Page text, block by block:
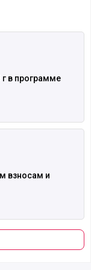
в программе
взносам и